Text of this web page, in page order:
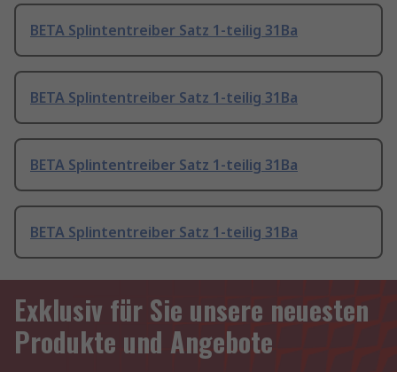
BETA Splintentreiber Satz 1-teilig 31Ba
BETA Splintentreiber Satz 1-teilig 31Ba
BETA Splintentreiber Satz 1-teilig 31Ba
BETA Splintentreiber Satz 1-teilig 31Ba
Exklusiv für Sie unsere neuesten
Produkte und Angebote